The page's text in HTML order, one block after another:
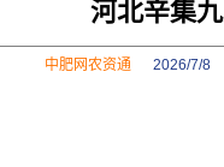
河北辛集
中肥网农资通2026/7/8